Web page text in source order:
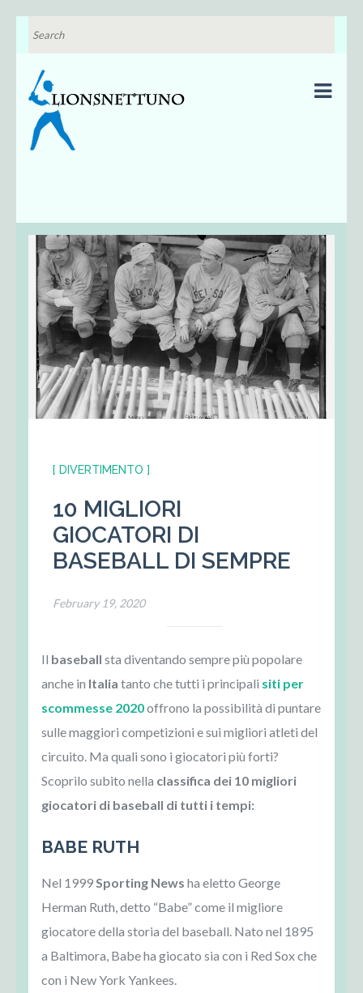
[ DIVERTIMENTO ]
10 MIGLIORI
GIOCATORI DI
BASEBALL DI SEMPRE
February 19, 2020
Il baseball sta diventando sempre più popolare
anche in Italia tanto che tutti i principali siti per
scommesse 2020offrono la possibilità di puntare
sulle maggiori competizioni e sui migliori atleti del
circuito. Ma quali sono i giocatori più forti?
Scoprilo subito nella classifica dei 10 migliori
giocatori di baseball di tutti i tempi:
BABE RUTH
Nel 1999Sporting News ha eletto George
Herman Ruth, detto “Babe” come il migliore
giocatore della storia del baseball. Nato nel 1895
a Baltimora, Babe ha giocato sia con i Red Sox che
con i New York Yankees.